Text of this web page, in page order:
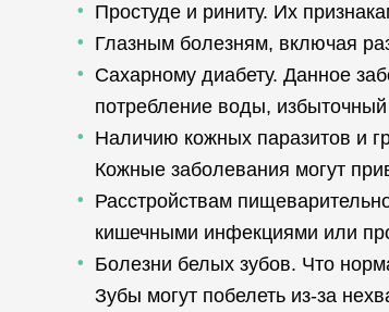
Простуде и риниту. Их
Глазным болезням, включая
Сахарному диабету. Данное
потребление воды,
Наличию кожных паразитов и
Кожные заболевания могут
Расстройствам
кишечными инфекциями или
Болезни белых зубов. Что
Зубы могут побелеть из-за